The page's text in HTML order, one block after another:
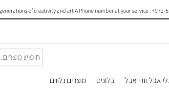
of creativity and art A Phone number at your service : +972-53-
אבל וזרי אבל בלונים
מוצרים נלווים